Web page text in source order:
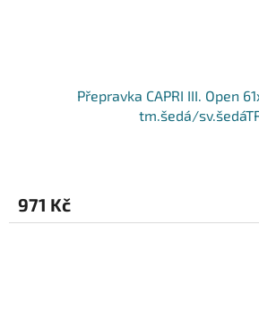
Přepravka CAPRI III. Open
tm.šedá/
971 Kč